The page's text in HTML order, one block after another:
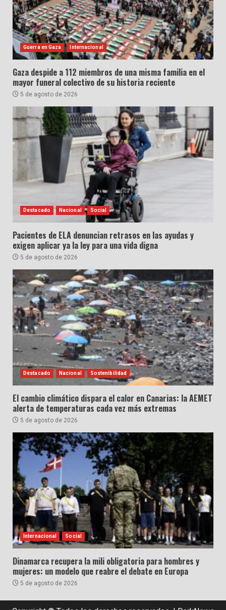
Guerra en Gaza Internacional
Gaza despide a 112 miembros de una misma familia en el
mayor funeral colectivo de su historia reciente
5 de agosto de 2026
Destacado Nacional Social
Pacientes de ELA denuncian retrasos en las ayudas y
exigen aplicar ya la ley para una vida digna
5 de agosto de 2026
Destacado Nacional Sostenibilidad
El cambio climático dispara el calor en Canarias: la AEMET
alerta de temperaturas cada vez más extremas
5 de agosto de 2026
Internacional Social
Dinamarca recupera la mili obligatoria para hombres y
mujeres: un modelo que reabre el debate en Europa
5 de agosto de 2026